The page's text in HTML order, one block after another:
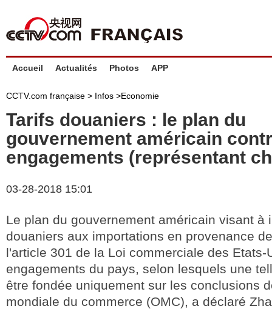
Accueil Actualités Photos APP
CCTV.com française > Infos >Economie
Tarifs douaniers : le plan du
gouvernement américain
engagements (représentant
03-28-2018 15:01
Le plan du gouvernement américain visant à
douaniers aux importations en provenance
l'article 301 de la Loi commerciale des Etats-
engagements du pays, selon lesquels une
être fondée uniquement sur les conclusions
mondiale du commerce (OMC), a déclaré